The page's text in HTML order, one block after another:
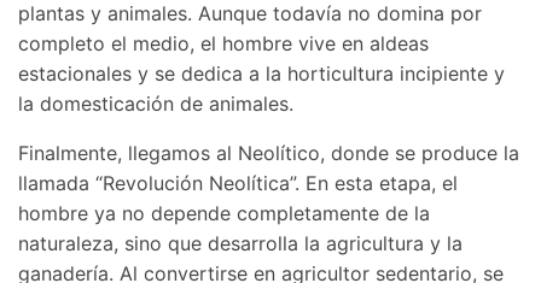
plantas y animales. Aunque todavía no domina por
completo el medio, el hombre vive en aldeas
estacionales y se dedica a la horticultura incipiente y
la domesticación de animales.
Finalmente, llegamos al Neolítico, donde se produce la
llamada “Revolución Neolítica”. En esta etapa, el
hombre ya no depende completamente de la
naturaleza, sino que desarrolla la agricultura y la
ganadería. Al convertirse en agricultor sedentario, se